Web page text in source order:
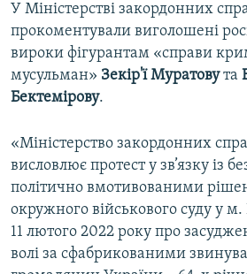
Усі сайти RFE/RL
У Міністерстві закордонних
прокоментували виголошені
вироки фігурантам «справи
мусульман» Зекір'ї Муратовута
Бектемірову.
«Міністерство закордонних
висловлює протест у зв’язку із
політично вмотивованими
окружного військового суду у
11 лютого 2022 року про
волі за сфабрикованими